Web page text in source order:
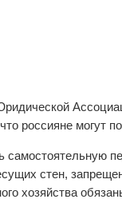
россияне могут
самостоятельную
стен,
хозяйства